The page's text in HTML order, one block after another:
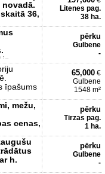
36,
Litenes pag.
38 ha.
pērku
Gulbene
-
īpašums
65,000 €
Gulbene
1548 m²
mežu,
cenas,
pērku
Tirzas pag.
1 ha.
h.
pērku
Gulbene
-